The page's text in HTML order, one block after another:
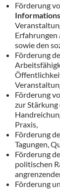
Förderung
sowie den
Förderung
Förderung
zur Stärkung
Praxis,
Förderung
Tagungen,
Förderung
politischen
Förderung